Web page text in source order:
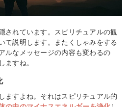
されています。スピリチュアルの観
て説明します。またくしゃみをする
ルなメッセージの内容も変わるの
ますね。
ますよね。それはスピリチュアル的